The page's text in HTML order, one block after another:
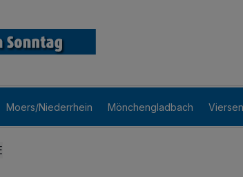
Moers/Niederrhein Mönchengladbach Viersen